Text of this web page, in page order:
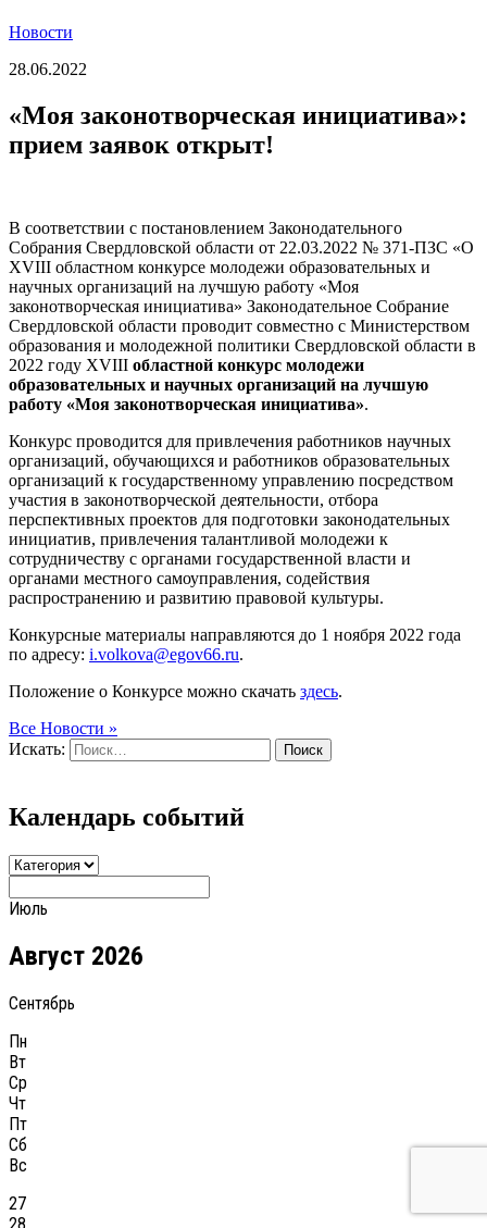
Новости
28.06.2022
«Моя законотворческая инициатива»:
прием заявок открыт!
В соответствии с постановлением Законодательного
Собрания Свердловской области от 22.03.2022 № 371-ПЗС «О
XVIII областном конкурсе молодежи образовательных и
научных организаций на лучшую работу «Моя
законотворческая инициатива» Законодательное Собрание
Свердловской области проводит совместно с Министерством
образования и молодежной политики Свердловской области в
2022 году XVIII областной конкурс молодежи
образовательных и научных организаций на лучшую
работу «Моя законотворческая инициатива».
Конкурс проводится для привлечения работников научных
организаций, обучающихся и работников образовательных
организаций к государственному управлению посредством
участия в законотворческой деятельности, отбора
перспективных проектов для подготовки законодательных
инициатив, привлечения талантливой молодежи к
сотрудничеству с органами государственной власти и
органами местного самоуправления, содействия
распространению и развитию правовой культуры.
Конкурсные материалы направляются до 1 ноября 2022 года
по адресу: i.volkova@egov66.ru.
Положение о Конкурсе можно скачать здесь.
Все Новости »
Искать:
Поиск
Календарь событий
Июль
Август 2026
Сентябрь
Пн
Вт
Ср
Чт
Пт
Сб
Вс
27
28